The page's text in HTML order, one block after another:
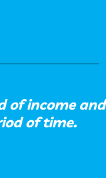
of income and
of time.